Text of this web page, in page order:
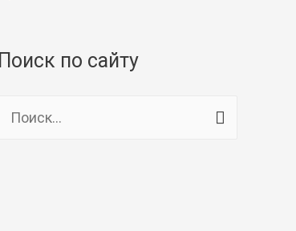
Поиск по сайту